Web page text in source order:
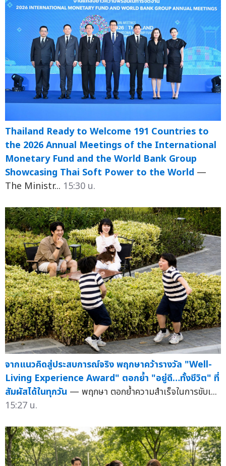
Thailand Ready to Welcome 191 Countries to
the 2026 Annual Meetings of the International
Monetary Fund and the World Bank Group
Showcasing Thai Soft Power to the World —
The Ministr... 15:30 น.
จากแนวคิดสู่ประสบการณ์จริง พฤกษาคว้ารางวัล "Well-
Living Experience Award" ตอกย้ำ "อยู่ดี…ทั้งชีวิต" ที่
สัมผัสได้ในทุกวัน — พฤกษา ตอกย้ำความสำเร็จในการขับเ...
15:27 น.